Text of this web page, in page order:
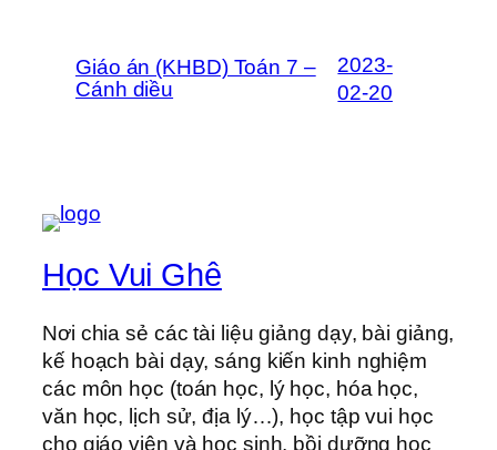
Giáo án (KHBD) Toán 7 –
Cánh diều
2023-
02-20
Học Vui Ghê
Nơi chia sẻ các tài liệu giảng dạy, bài giảng,
kế hoạch bài dạy, sáng kiến kinh nghiệm
các môn học (toán học, lý học, hóa học,
văn học, lịch sử, địa lý…), học tập vui học
cho giáo viên và học sinh, bồi dưỡng học